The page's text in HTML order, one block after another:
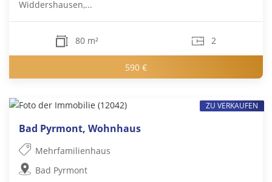
Widdershausen,...
80 m² 2
590 €
Bad Pyrmont, Wohnhaus
Mehrfamilienhaus
Bad Pyrmont
ZU VERKAUFEN